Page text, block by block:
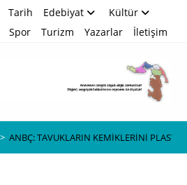
Tarih Edebiyat
Kültür
Spor Turizm Yazarlar İletişim
> ANBÇ: TAVUKLARIN KEMİKLERİNİ